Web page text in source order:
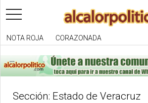
toggle
navigation
NOTA ROJA CORAZONADA
Sección: Estado de Veracruz